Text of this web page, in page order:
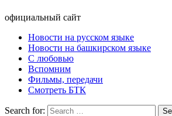
официальный сайт
Новости на русском языке
Новости на башкирском языке
С любовью
Вспомним
Фильмы, передачи
Смотреть БТК
Search for: